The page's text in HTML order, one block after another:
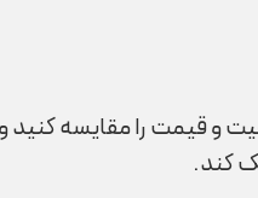
را مقایسه کنید و
کند.